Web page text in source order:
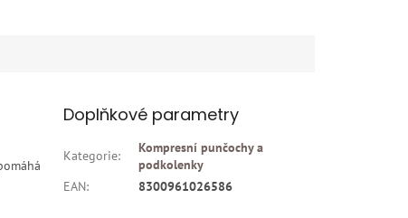
Doplňkové parametry
Kategorie:
Kompresní punčochy a
podkolenky
EAN: 8300961026586